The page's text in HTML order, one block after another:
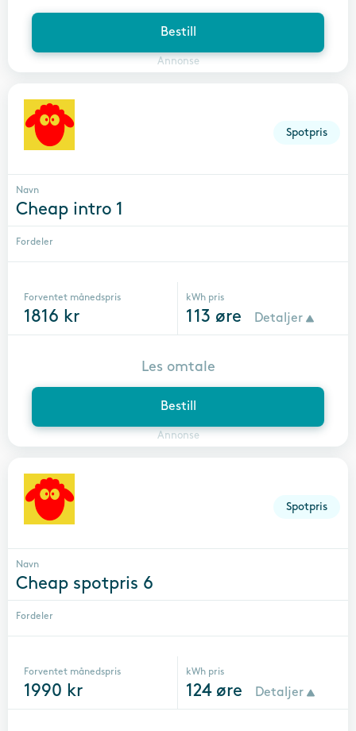
Bestill
Annonse
Spotpris
Navn
Cheap intro 1
Fordeler
Forventet månedspris
1816 kr
kWh pris
113 øre Detaljer
Bestill
Annonse
Les omtale
Spotpris
Navn
Cheap spotpris 6
Fordeler
Forventet månedspris
1990 kr
kWh pris
124øre Detaljer